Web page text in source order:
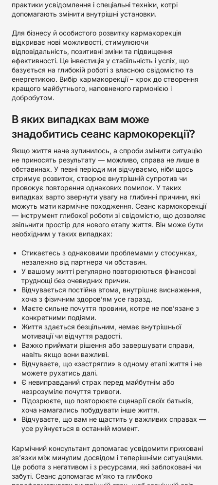
практики усвідомлення і спеціальні техніки, котрі
допомагають змінити внутрішні установки.
Для бізнесу й особистого розвитку кармакорекція
відкриває нові можливості, стимулюючи
відповідальність, позитивні зміни та підвищення
ефективності. Це інвестиція у стабільність і успіх, що
базується на глибокій роботі з власною свідомістю та
енергетикою. Вибір кармакорекції – крок до створення
кращого майбутнього, наповненого гармонією і
добробутом.
В яких випадках вам може
знадобитись сеанс кармокорекції?
Якщо життя наче зупинилось, а спроби змінити ситуацію
не приносять результату — можливо, справа не лише в
обставинах. У певні періоди ми відчуваємо, ніби щось
стримує розвиток, створює внутрішній супротив чи
провокує повторення однакових помилок. У таких
випадках варто звернути увагу на глибинні причини, які
можуть мати кармічне походження. Сеанс кармокорекції
— інструмент глибокої роботи зі свідомістю, що дозволяє
звільнити простір для нового етапу життя. Він може бути
необхідним у таких випадках:
Стикаєтесь з однаковими проблемами у стосунках,
незалежно від партнера чи обставин.
У вашому житті регулярно повторюються фінансові
труднощі без очевидних причин.
Відчувається постійна втома, внутрішнє виснаження,
хоча з фізичним здоров’ям усе гаразд.
Маєте сильне почуття провини, котре не пов’язане з
конкретними подіями.
Життя здається безцільним, немає внутрішньої
мотивації чи відчуття радості.
Важко приймати рішення або завершувати справи,
навіть якщо вони важливі.
Відчуваєте, що «застрягли» в одному етапі життя і не
можете рухатись далі.
Є невиправданий страх перед майбутнім або
незрозуміле почуття тривоги.
Підозрюєте, що повторюєте сценарії своїх батьків,
хоча намагались побудувати інше життя.
Відчуваєте, що вам не щастить у важливих справах —
усе руйнується в останній момент.
Кармічний консультант допомагає усвідомити приховані
зв’язки між минулим досвідом і теперішніми ситуаціями.
Це робота з негативом і з ресурсами, які заблоковані чи
забуті. Сеанс допомагає м’яко та глибоко